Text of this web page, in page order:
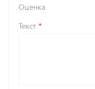
Оценка
Текст